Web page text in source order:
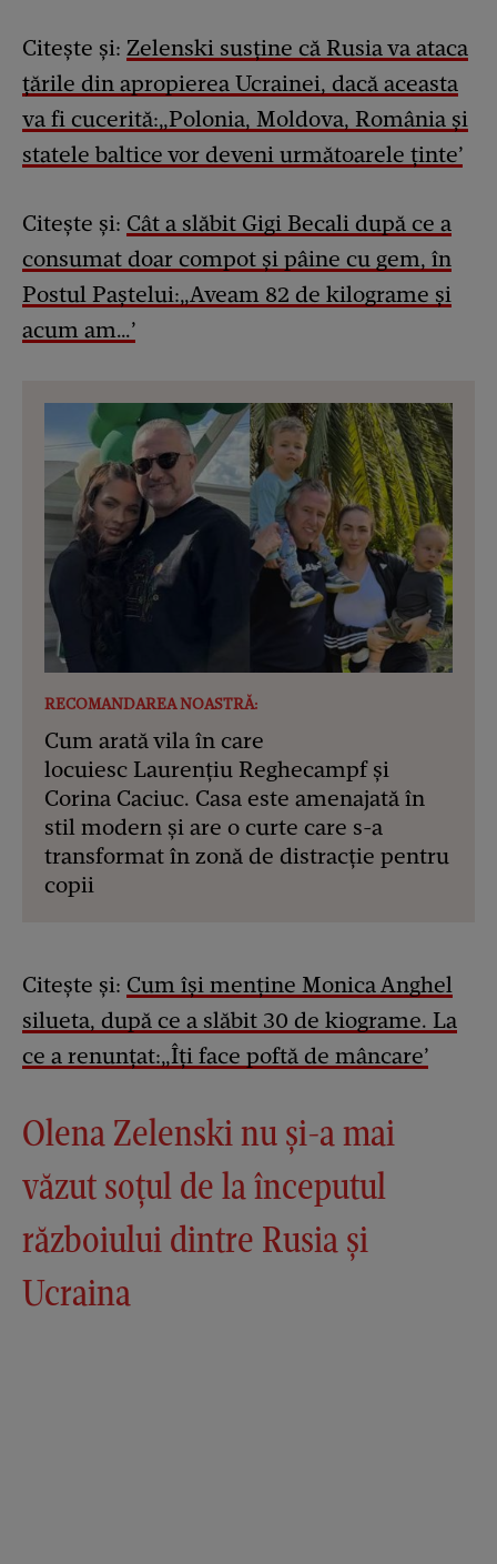
Citește și: Zelenski susține că Rusia va ataca
țările din apropierea Ucrainei, dacă aceasta
va fi cucerită:„Polonia, Moldova, România și
statele baltice vor deveni următoarele ținte’
Citește și: Cât a slăbit Gigi Becali după ce a
consumat doar compot și pâine cu gem, în
Postul Paștelui:„Aveam 82 de kilograme și
acum am…’
RECOMANDAREA NOASTRĂ:
Cum arată vila în care
locuiesc Laurențiu Reghecampf și
Corina Caciuc. Casa este amenajată în
stil modern și are o curte care s-a
transformat în zonă de distracție pentru
copii
Citește și: Cum își menține Monica Anghel
silueta, după ce a slăbit 30 de kiograme. La
ce a renunțat:„Îți face poftă de mâncare’
Olena Zelenski nu și-a mai
văzut soțul de la începutul
războiului dintre Rusia și
Ucraina